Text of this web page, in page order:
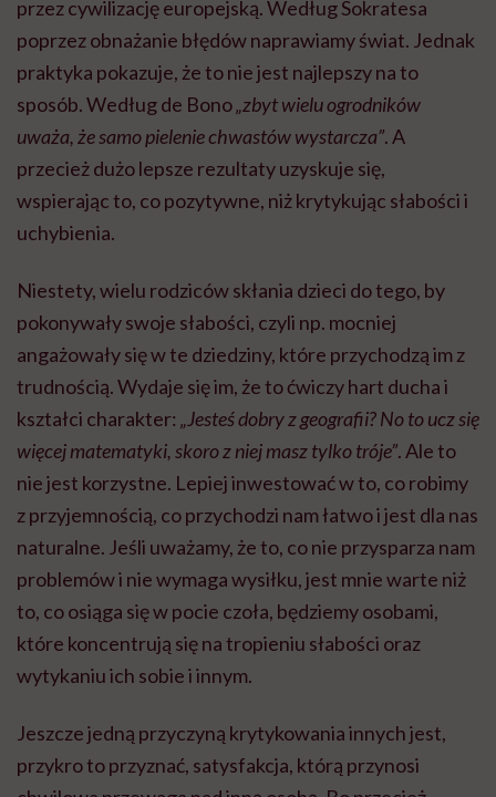
przez cywilizację europejską. Według Sokratesa
poprzez obnażanie błędów naprawiamy świat. Jednak
praktyka pokazuje, że to nie jest najlepszy na to
sposób. Według de Bono„zbyt wielu ogrodników
uważa, że samo pielenie chwastów wystarcza”. A
przecież dużo lepsze rezultaty uzyskuje się,
wspierając to, co pozytywne, niż krytykując słabości i
uchybienia.
Niestety, wielu rodziców skłania dzieci do tego, by
pokonywały swoje słabości, czyli np. mocniej
angażowały się w te dziedziny, które przychodzą im z
trudnością. Wydaje się im, że to ćwiczy hart ducha i
kształci charakter: „Jesteś dobry z geografii? No to ucz się
więcej matematyki, skoro z niej masz tylko tróje”. Ale to
nie jest korzystne. Lepiej inwestować w to, co robimy
z przyjemnością, co przychodzi nam łatwo i jest dla nas
naturalne. Jeśli uważamy, że to, co nie przysparza nam
problemów i nie wymaga wysiłku, jest mnie warte niż
to, co osiąga się w pocie czoła, będziemy osobami,
które koncentrują się na tropieniu słabości oraz
wytykaniu ich sobie i innym.
Jeszcze jedną przyczyną krytykowania innych jest,
przykro to przyznać, satysfakcja, którą przynosi